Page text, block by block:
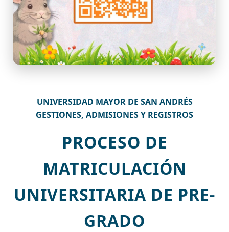
UNIVERSIDAD MAYOR DE SAN ANDRÉS
GESTIONES, ADMISIONES Y REGISTROS
PROCESO DE
MATRICULACIÓN
UNIVERSITARIA DE PRE-
GRADO